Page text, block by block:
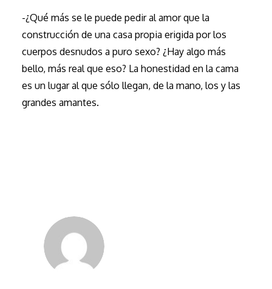
-¿Qué más se le puede pedir al amor que la
construcción de una casa propia erigida por los
cuerpos desnudos a puro sexo? ¿Hay algo más
bello, más real que eso? La honestidad en la cama
es un lugar al que sólo llegan, de la mano, los y las
grandes amantes.